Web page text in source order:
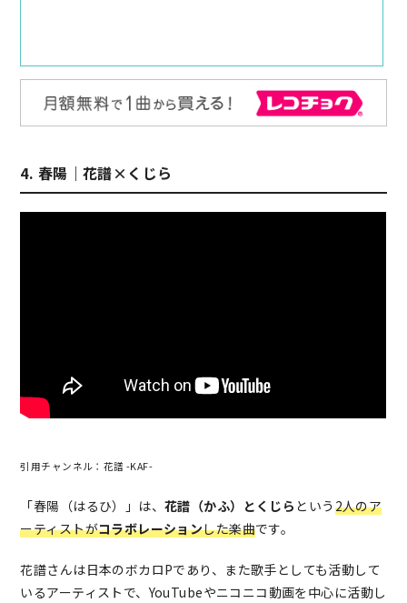
4. 春陽｜花譜×くじら
引用チャンネル：花譜 -KAF-
「春陽（はるひ）」は、花譜（かふ）とくじら という2人のア
ーティストがコラボレーションした楽曲です。
花譜さんは日本のボカロPであり、また歌手としても活動して
いるアーティストで、YouTubeやニコニコ動画を中心に活動し